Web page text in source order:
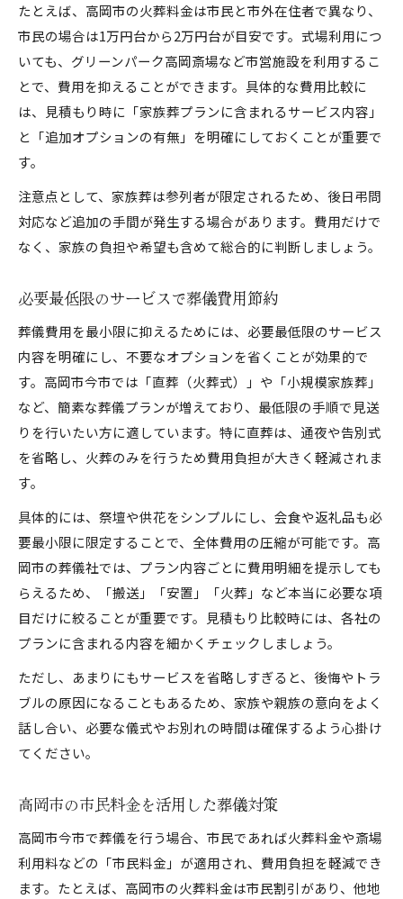
たとえば、高岡市の火葬料金は市民と市外在住者で異なり、
市民の場合は1万円台から2万円台が目安です。式場利用につ
いても、グリーンパーク高岡斎場など市営施設を利用するこ
とで、費用を抑えることができます。具体的な費用比較に
は、見積もり時に「家族葬プランに含まれるサービス内容」
と「追加オプションの有無」を明確にしておくことが重要で
す。
注意点として、家族葬は参列者が限定されるため、後日弔問
対応など追加の手間が発生する場合があります。費用だけで
なく、家族の負担や希望も含めて総合的に判断しましょう。
必要最低限のサービスで葬儀費用節約
葬儀費用を最小限に抑えるためには、必要最低限のサービス
内容を明確にし、不要なオプションを省くことが効果的で
す。高岡市今市では「直葬（火葬式）」や「小規模家族葬」
など、簡素な葬儀プランが増えており、最低限の手順で見送
りを行いたい方に適しています。特に直葬は、通夜や告別式
を省略し、火葬のみを行うため費用負担が大きく軽減されま
す。
具体的には、祭壇や供花をシンプルにし、会食や返礼品も必
要最小限に限定することで、全体費用の圧縮が可能です。高
岡市の葬儀社では、プラン内容ごとに費用明細を提示しても
らえるため、「搬送」「安置」「火葬」など本当に必要な項
目だけに絞ることが重要です。見積もり比較時には、各社の
プランに含まれる内容を細かくチェックしましょう。
ただし、あまりにもサービスを省略しすぎると、後悔やトラ
ブルの原因になることもあるため、家族や親族の意向をよく
話し合い、必要な儀式やお別れの時間は確保するよう心掛け
てください。
高岡市の市民料金を活用した葬儀対策
高岡市今市で葬儀を行う場合、市民であれば火葬料金や斎場
利用料などの「市民料金」が適用され、費用負担を軽減でき
ます。たとえば、高岡市の火葬料金は市民割引があり、他地